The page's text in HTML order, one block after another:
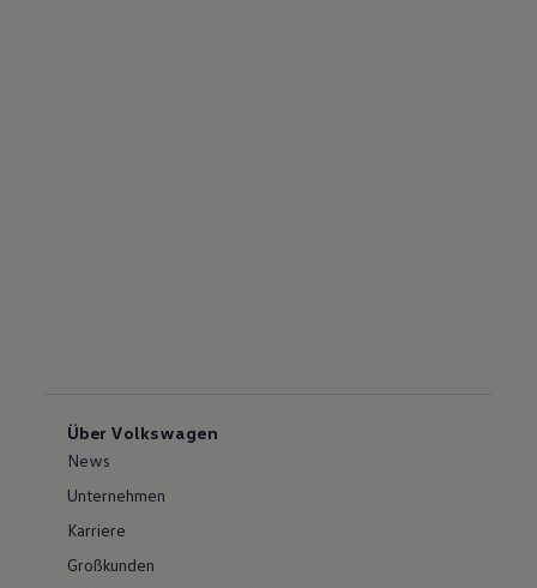
Über Volkswagen
News
Unternehmen
Karriere
Großkunden